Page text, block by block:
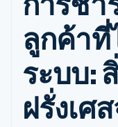
ออนไลน์
Payment links
การชำระเงิน
แบบไม่ต้อง
เขียนโค้ด
Checkout
UI การชำระ
เงินสำเร็จรูป
Elements
องค์ประกอบ UI
ตา
กา
อีค
บ
รว
กา
คู่มือ
รั
ติด
สำ
กา
รับ
แ
รับ
บริ
ลูกค้าที่
ระบบ:
ฝรั่งเศ